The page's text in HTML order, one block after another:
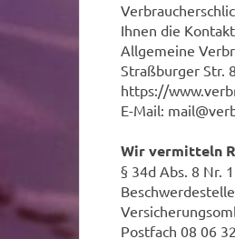
Ihnen die
Allgemeine
Straßburger Str.
https://
E-Mail:
Wir vermitteln
§ 34d Abs. 8 Nr.
Postfach 08 06 32